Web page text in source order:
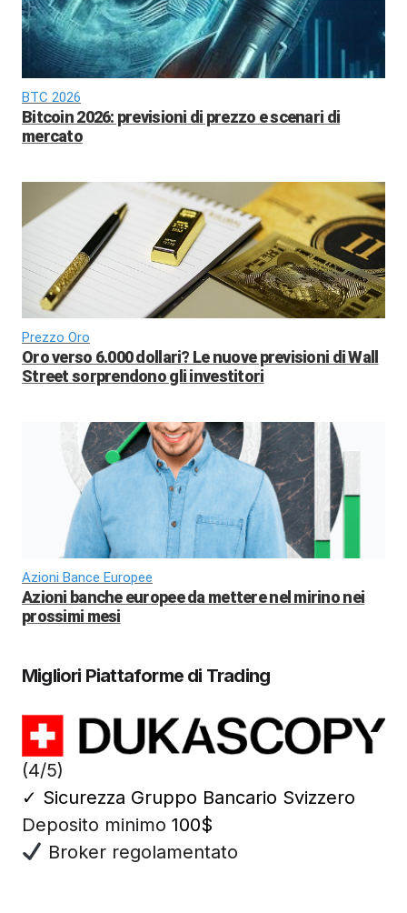
BTC 2026
Bitcoin 2026: previsioni di prezzo e scenari di
mercato
Prezzo Oro
Oro verso 6.000 dollari? Le nuove previsioni di Wall
Street sorprendono gli investitori
Azioni Bance Europee
Azioni banche europee da mettere nel mirino nei
prossimi mesi
Migliori Piattaforme di Trading
(4/5)
✓ Sicurezza Gruppo Bancario Svizzero
Deposito minimo 100$
Broker regolamentato